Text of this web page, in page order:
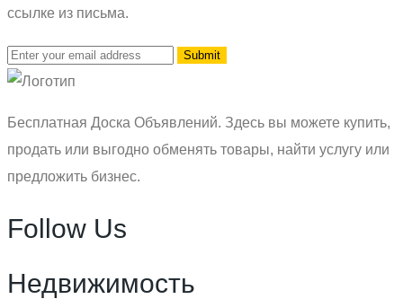
ссылке из письма.
Бесплатная Доска Объявлений. Здесь вы можете купить,
продать или выгодно обменять товары, найти услугу или
предложить бизнес.
Follow Us
Недвижимость